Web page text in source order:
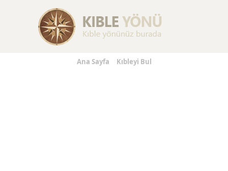
Replica Handbags
Ana Sayfa Kıbleyi Bul